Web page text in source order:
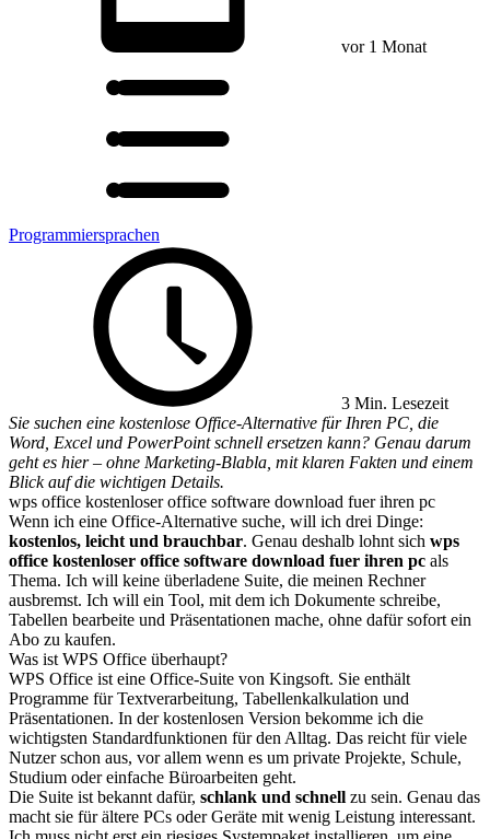
vor 1 Monat
Programmiersprachen
3 Min. Lesezeit
Sie suchen eine kostenlose Office-Alternative für Ihren PC, die
Word, Excel und PowerPoint schnell ersetzen kann? Genau darum
geht es hier – ohne Marketing-Blabla, mit klaren Fakten und einem
Blick auf die wichtigen Details.
wps office kostenloser office software download fuer ihren pc
Wenn ich eine Office-Alternative suche, will ich drei Dinge:
kostenlos, leicht und brauchbar. Genau deshalb lohnt sich wps
office kostenloser office software download fuer ihren pc als
Thema. Ich will keine überladene Suite, die meinen Rechner
ausbremst. Ich will ein Tool, mit dem ich Dokumente schreibe,
Tabellen bearbeite und Präsentationen mache, ohne dafür sofort ein
Abo zu kaufen.
Was ist WPS Office überhaupt?
WPS Office ist eine Office-Suite von Kingsoft. Sie enthält
Programme für Textverarbeitung, Tabellenkalkulation und
Präsentationen. In der kostenlosen Version bekomme ich die
wichtigsten Standardfunktionen für den Alltag. Das reicht für viele
Nutzer schon aus, vor allem wenn es um private Projekte, Schule,
Studium oder einfache Büroarbeiten geht.
Die Suite ist bekannt dafür, schlank und schnell zu sein. Genau das
macht sie für ältere PCs oder Geräte mit wenig Leistung interessant.